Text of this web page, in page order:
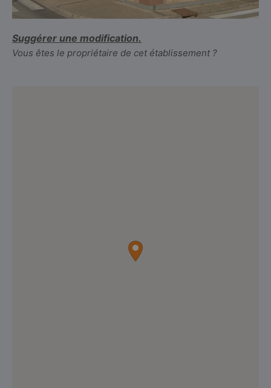
Suggérer une modification.
Vous êtes le propriétaire de cet établissement ?